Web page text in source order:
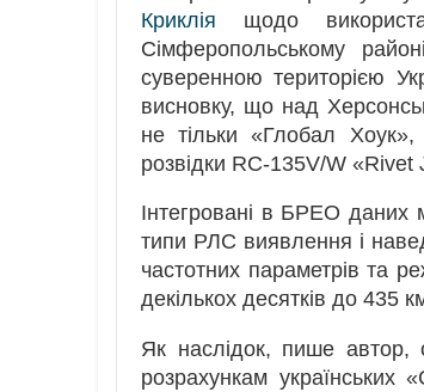
Криклія щодо
Сімферопольському
суверенною територією
висновку, що над
не тільки «Глобал Хоук»,
розвідки RC-135V/W «Rivet
Інтегровані в БРЕО даних
типи РЛС виявлення і
частотних параметрів та
декількох десятків до 435
Як наслідок, пише автор,
розрахункам українських